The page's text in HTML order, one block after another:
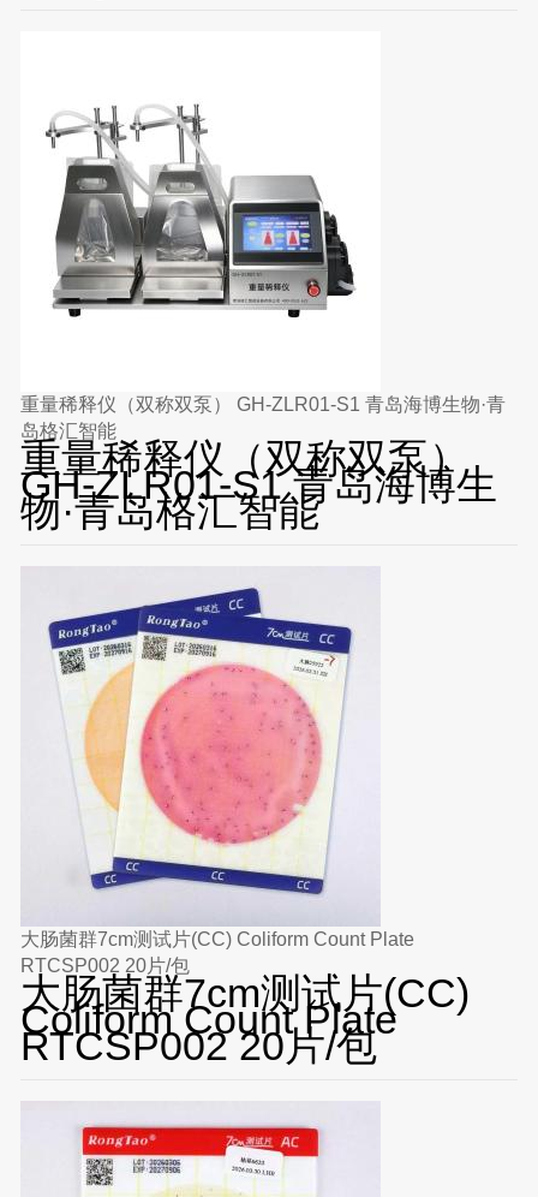
重量稀释仪（双称双泵） GH-ZLR01-S1 青岛海博生物·青
岛格汇智能
重量稀释仪（双称双泵）
GH-ZLR01-S1 青岛海博生
物·青岛格汇智能
大肠菌群7cm测试片(CC) Coliform Count Plate
RTCSP002 20片/包
大肠菌群7cm测试片(CC)
Coliform Count Plate
RTCSP002 20片/包